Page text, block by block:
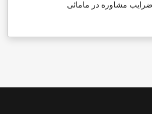
مشاوره در مامائی